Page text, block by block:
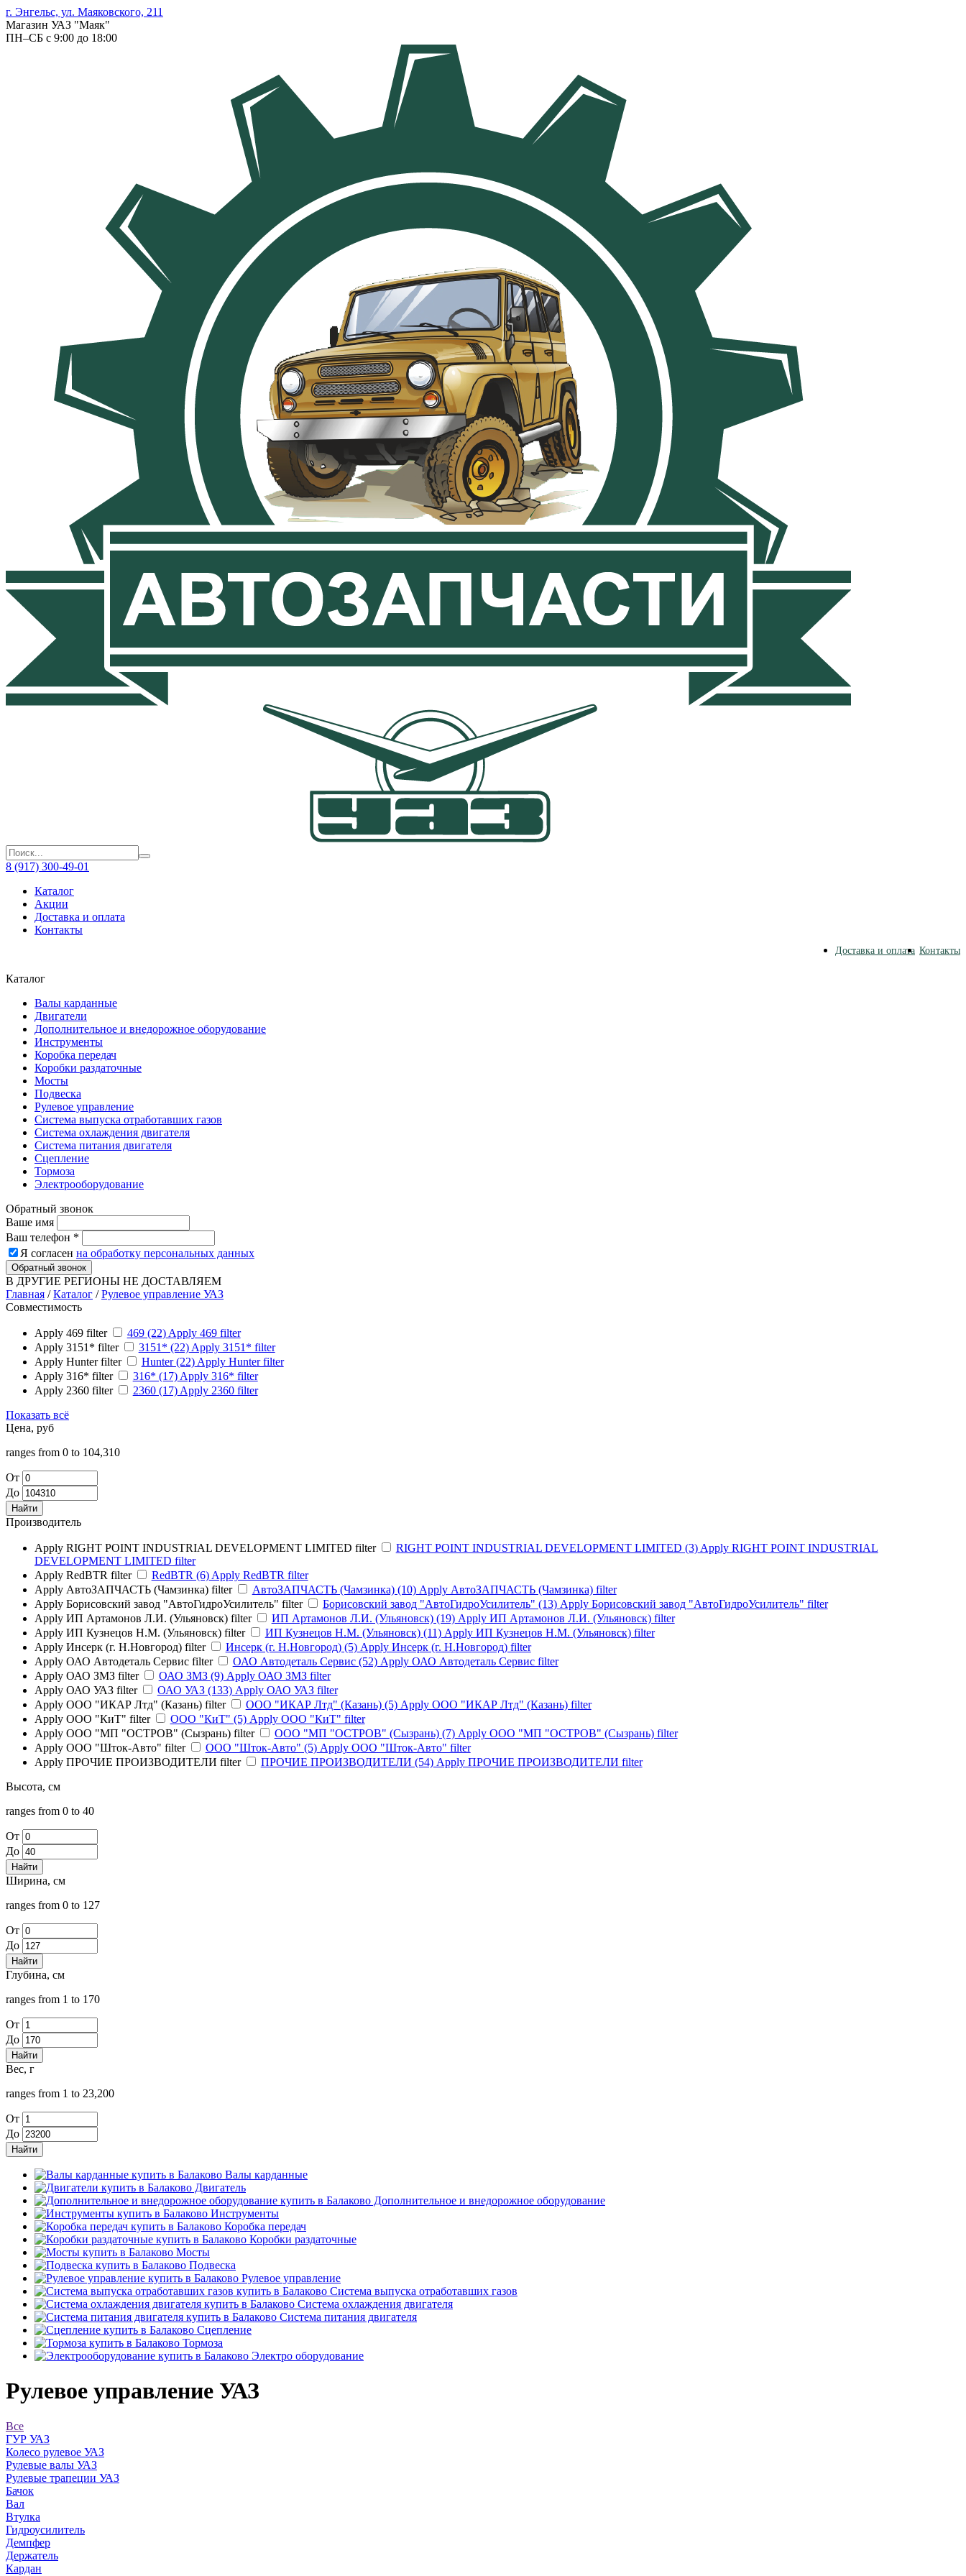
г. Энгельс, ул. Маяковского, 211
Магазин УАЗ "Маяк"
ПН–СБ с 9:00 до 18:00
8 (917) 300-49-01
Каталог
Акции
Доставка и оплата
Контакты
Доставка и оплата Контакты
Каталог
Валы карданные
Двигатели
Дополнительное и внедорожное оборудование
Инструменты
Коробка передач
Коробки раздаточные
Мосты
Подвеска
Рулевое управление
Система выпуска отработавших газов
Система охлаждения двигателя
Система питания двигателя
Сцепление
Тормоза
Электрооборудование
Обратный звонок
Ваше имя
Ваш телефон *
Я согласен на обработку персональных данных
Обратный звонок
В ДРУГИЕ РЕГИОНЫ НЕ ДОСТАВЛЯЕМ
Главная /Каталог /Рулевое управление УАЗ
Совместимость
Apply 469 filter 469 (22)Apply 469 filter
Apply 3151* filter
3151* (22)Apply 3151* filter
Apply Hunter filter
Hunter (22)Apply Hunter filter
Apply 316* filter
316* (17)Apply 316* filter
Apply 2360 filter
2360 (17)Apply 2360 filter
Показать всё
Цена, руб
ranges from 0 to 104,310
От
До
Производитель
Apply RIGHT POINT INDUSTRIAL DEVELOPMENT LIMITED filter RIGHT POINT INDUSTRIAL DEVELOPMENT LIMITED (3)Apply RIGHT POINT INDUSTRIAL
DEVELOPMENT LIMITED filter
Apply RedBTR filter
RedBTR (6)Apply RedBTR filter
Apply АвтоЗАПЧАСТЬ (Чамзинка) filter
АвтоЗАПЧАСТЬ (Чамзинка) (10)Apply АвтоЗАПЧАСТЬ (Чамзинка) filter
Apply Борисовский завод "АвтоГидроУсилитель" filter
Борисовский завод "АвтоГидроУсилитель" (13)Apply Борисовский завод "АвтоГидроУсилитель" filter
Apply ИП Артамонов Л.И. (Ульяновск) filter
ИП Артамонов Л.И. (Ульяновск) (19)Apply ИП Артамонов Л.И. (Ульяновск) filter
Apply ИП Кузнецов Н.М. (Ульяновск) filter
ИП Кузнецов Н.М. (Ульяновск) (11)Apply ИП Кузнецов Н.М. (Ульяновск) filter
Apply Инсерк (г. Н.Новгород) filter
Инсерк (г. Н.Новгород) (5)Apply Инсерк (г. Н.Новгород) filter
Apply ОАО Автодеталь Сервис filter
ОАО Автодеталь Сервис (52)Apply ОАО Автодеталь Сервис filter
Apply ОАО ЗМЗ filter
ОАО ЗМЗ (9)Apply ОАО ЗМЗ filter
Apply ОАО УАЗ filter
ОАО УАЗ (133)Apply ОАО УАЗ filter
Apply ООО "ИКАР Лтд" (Казань) filter
ООО "ИКАР Лтд" (Казань) (5)Apply ООО "ИКАР Лтд" (Казань) filter
Apply ООО "КиТ" filter
ООО "КиТ" (5)Apply ООО "КиТ" filter
Apply ООО "МП "ОСТРОВ" (Сызрань) filter
ООО "МП "ОСТРОВ" (Сызрань) (7)Apply ООО "МП "ОСТРОВ" (Сызрань) filter
Apply ООО "Шток-Авто" filter
ООО "Шток-Авто" (5)Apply ООО "Шток-Авто" filter
Apply ПРОЧИЕ ПРОИЗВОДИТЕЛИ filter
ПРОЧИЕ ПРОИЗВОДИТЕЛИ (54)Apply ПРОЧИЕ ПРОИЗВОДИТЕЛИ filter
Высота, см
ranges from 0 to 40
От
До
Ширина, см
ranges from 0 to 127
От
До
Глубина, см
ranges from 1 to 170
От
До
Вес, г
ranges from 1 to 23,200
От
До
Валы карданные
Двигатель
Дополнительное и внедорожное оборудование
Инструменты
Коробка передач
Коробки раздаточные
Мосты
Подвеска
Рулевое управление
Система выпуска отработавших газов
Система охлаждения двигателя
Система питания двигателя
Сцепление
Тормоза
Электро оборудование
Рулевое управление УАЗ
Все
ГУР УАЗ
Колесо рулевое УАЗ
Рулевые валы УАЗ
Рулевые трапеции УАЗ
Бачок
Вал
Втулка
Гидроусилитель
Демпфер
Держатель
Кардан